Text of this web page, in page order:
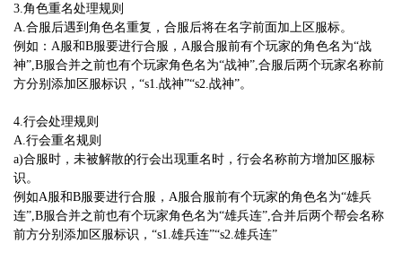
3.角色重名处理规则
A.合服后遇到角色名重复，合服后将在名字前面加上区服标。
例如：A服和B服要进行合服，A服合服前有个玩家的角色名为“战
神”,B服合并之前也有个玩家角色名为“战神”,合服后两个玩家名称前
方分别添加区服标识，“s1.战神”“s2.战神”。
4.行会处理规则
A.行会重名规则
a)合服时，未被解散的行会出现重名时，行会名称前方增加区服标
识。
例如A服和B服要进行合服，A服合服前有个玩家的角色名为“雄兵
连”,B服合并之前也有个玩家角色名为“雄兵连”,合并后两个帮会名称
前方分别添加区服标识，“s1.雄兵连”“s2.雄兵连”